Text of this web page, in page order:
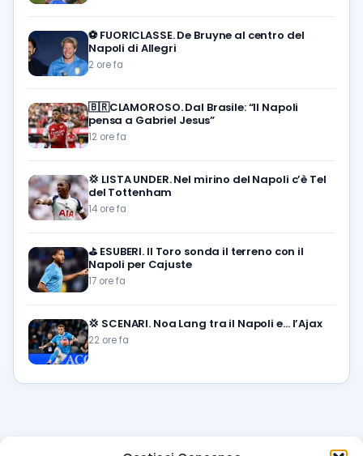
⚽️ FUORICLASSE. De Bruyne al centro del
Napoli di Allegri
2 ore fa
🇧🇷CLAMOROSO. Dal Brasile: “Il Napoli
pensa a Gabriel Jesus”
12 ore fa
💢 LISTA UNDER. Nel mirino del Napoli c’è Tel
del Tottenham
14 ore fa
⛳ ESUBERI. Il Toro sonda il terreno con il
Napoli per Cajuste
17 ore fa
💢 SCENARI. Noa Lang tra il Napoli e… l’Ajax
22 ore fa